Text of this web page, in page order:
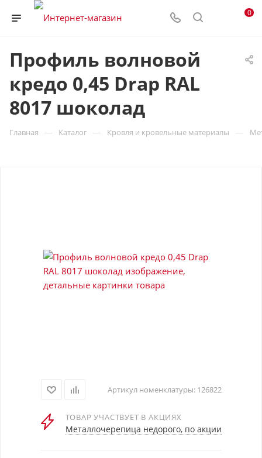
0
Профиль волновой
кредо 0,45 Drap RAL
8017 шоколад
Главная — Каталог — Кровля и кровельные материалы —
Артикул номенклатуры: 126822
ТОВАР УЧАСТВУЕТ В АКЦИЯХ
Металлочерепица недорого, по акции